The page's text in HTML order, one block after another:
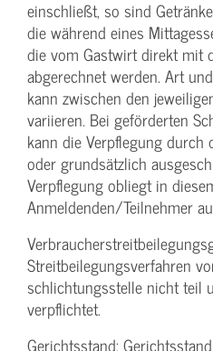
einschließt, so sind
die während eines
die vom Gastwirt direkt mit
abgerechnet werden. Art
kann zwischen den
variieren. Bei geförderten
kann die Verpflegung durch
oder grundsätzlich
Verpflegung obliegt in
Anmeldenden/­Teilnehmer
Streit­beilegungs­verfahren
schlichtungs­stelle nicht teil
verpflichtet.
Gerichtsstand: